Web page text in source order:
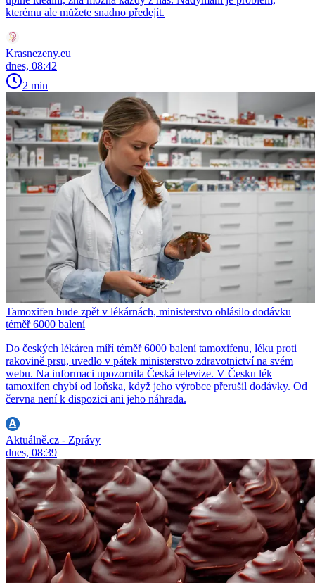
kterému ale můžete snadno předejít.
Krasnezeny.eu
dnes, 08:42
2 min
Tamoxifen bude zpět v lékárnách, ministerstvo ohlásilo dodávku
téměř 6000 balení
Do českých lékáren míří téměř 6000 balení tamoxifenu, léku proti
rakovině prsu, uvedlo v pátek ministerstvo zdravotnictví na svém
webu. Na informaci upozornila Česká televize. V Česku lék
tamoxifen chybí od loňska, když jeho výrobce přerušil dodávky. Od
června není k dispozici ani jeho náhrada.
Aktuálně.cz - Zprávy
dnes, 08:39